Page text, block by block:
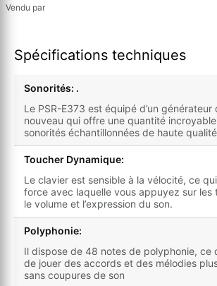
Vendu par
Spécifications techniques
Sonorités: .
Le PSR-E373 est équipé d’un
nouveau qui offre une quantité
sonorités échantillonnées de haute qualité
Toucher Dynamique:
Le clavier est sensible à la vélocité, ce
force avec laquelle vous appuyez sur les
le volume et l’expression du son.
Polyphonie:
Il dispose de 48 notes de polyphonie, ce
de jouer des accords et des mélodies
sans coupures de son